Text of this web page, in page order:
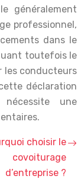
généralement
professionnel,
dans le
toutefois le
les conducteurs
déclaration
une
choisir le
covoiturage
d’entreprise ?